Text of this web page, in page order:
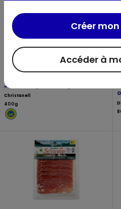
Jambon Speck du Tyrol
Christanell
400g
Accéder à
Créer